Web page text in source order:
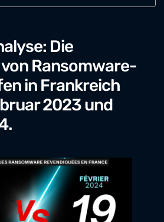
Die
Ransomware-
in Frankreich
2023 und